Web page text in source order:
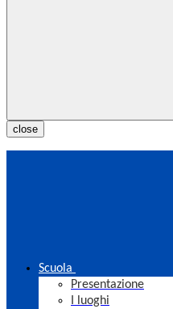
close
Scuola
Presentazione
I luoghi